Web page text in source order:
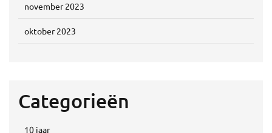
november 2023
oktober 2023
Categorieën
10 jaar